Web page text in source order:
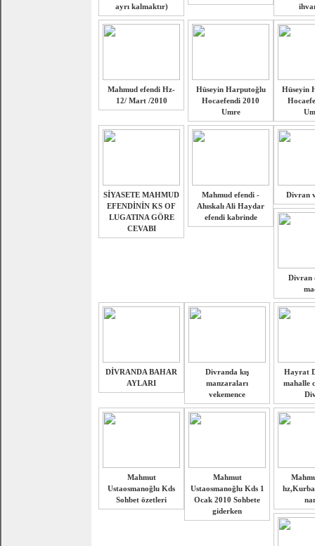
ayrı kalmaktır)
Mahmud efendi Hz-
12/ Mart /2010
Hüseyin Harputoğlu
Hocaefendi 2010
Umre
Hüseyin
SİYASETE MAHMUD
EFENDİNİN KS OF
LUGATINA GÖRE
CEVABI
Mahmud efendi -
Ahıskalı Ali Haydar
efendi kabrinde
Divran
Divran
DİVRANDA BAHAR
AYLARI
Divranda kış
manzaraları
vekemence
Hayrat
mahalle
Mahmut
Ustaosmanoğlu Kds
Sohbet özetleri
Mahmut
Ustaosmanoğlu Kds 1
Ocak 2010 Sohbete
giderken